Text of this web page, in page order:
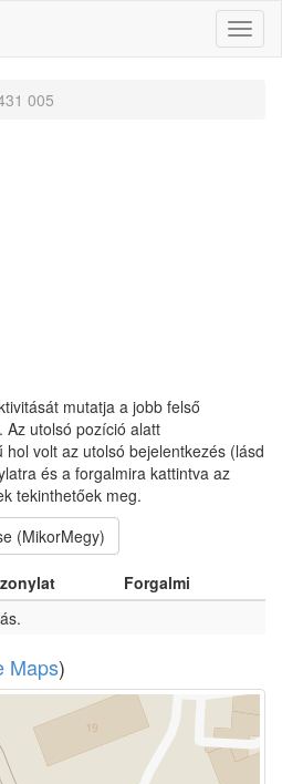
005
mutatja a jobb felső
Az utolsó pozíció alatt
volt az utolsó bejelentkezés (lásd
és a forgalmira kattintva az
tekinthetőek meg.
(MikorMegy)
Forgalmi
Maps)